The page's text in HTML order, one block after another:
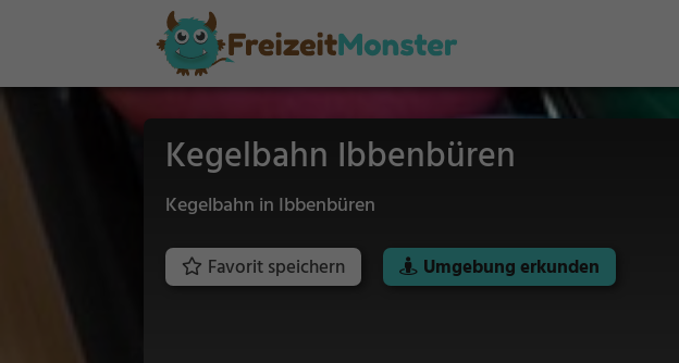
Kegelbahn Ibbenbüren
Kegelbahn in Ibbenbüren
Favorit speichern Umgebung erkunden